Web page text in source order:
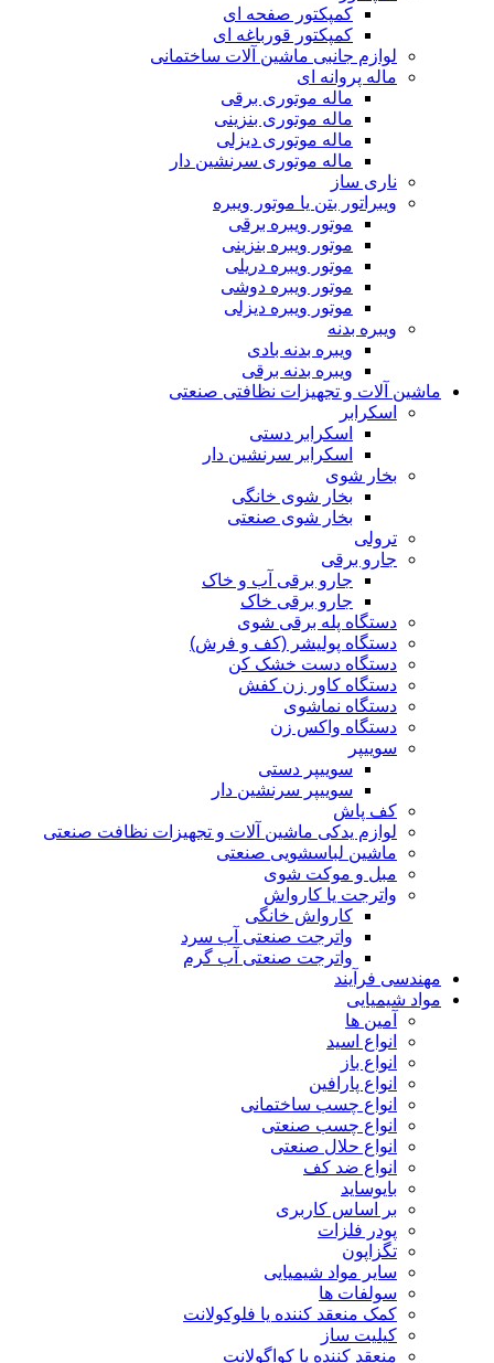
کمپکتور صفحه ای
کمپکتور قورباغه ای
لوازم جانبی ماشین آلات ساختمانی
ماله پروانه ای
ماله موتوری برقی
ماله موتوری بنزینی
ماله موتوری دیزلی
ماله موتوری سرنشین دار
ناری ساز
ویبراتور بتن یا موتور ویبره
موتور ویبره برقی
موتور ویبره بنزینی
موتور ویبره دریلی
موتور ویبره دوشی
موتور ویبره دیزلی
ویبره بدنه
ویبره بدنه بادی
ویبره بدنه برقی
ماشین آلات و تجهیزات نظافتی صنعتی
اسکرابر
اسکرابر دستی
اسکرابر سرنشین دار
بخار شوی
بخار شوی خانگی
بخار شوی صنعتی
ترولی
جارو برقی
جارو برقی آب و خاک
جارو برقی خاک
دستگاه پله برقی شوی
دستگاه پولیشر (کف و فرش)
دستگاه دست خشک کن
دستگاه کاور زن کفش
دستگاه نماشوی
دستگاه واکس زن
سوییپر
سوییپر دستی
سوییپر سرنشین دار
کف پاش
لوازم یدکی ماشین آلات و تجهیزات نظافت صنعتی
ماشین لباسشویی صنعتی
مبل و موکت شوی
واترجت یا کارواش
کارواش خانگی
واترجت صنعتی آب سرد
واترجت صنعتی آب گرم
مهندسی فرآیند
مواد شیمیایی
آمین ها
انواع اسید
انواع باز
انواع پارافین
انواع چسب ساختمانی
انواع چسب صنعتی
انواع حلال صنعتی
انواع ضد کف
بایوساید
بر اساس کاربری
پودر فلزات
تگزاپون
سایر مواد شیمیایی
سولفات ها
کمک منعقد کننده یا فلوکولانت
کیلیت ساز
منعقد کننده یا کواگولانت